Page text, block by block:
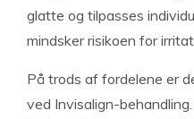
glatte og tilpasses
mindsker risikoen for
På trods af fordelene er
ved Invisalign-